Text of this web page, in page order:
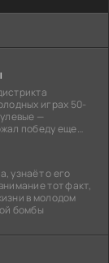
играх 50-
—
победу еще
узнаёт о его
тот факт,
в молодом
бомбы